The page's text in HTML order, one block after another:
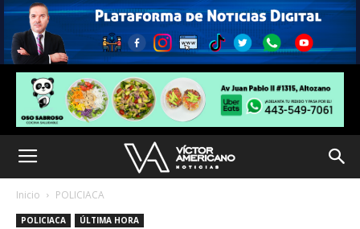
Inicio POLICIACA
POLICIACA ÚLTIMA HORA